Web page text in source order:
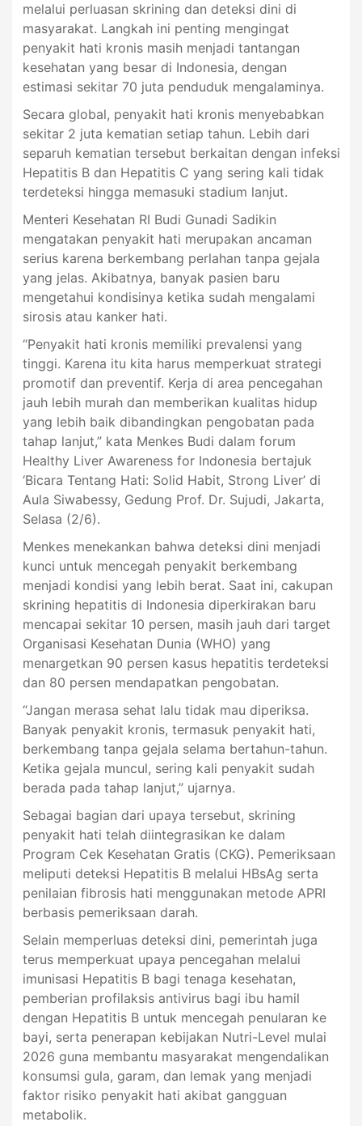
melalui perluasan skrining dan deteksi dini di
masyarakat. Langkah ini penting mengingat
penyakit hati kronis masih menjadi tantangan
kesehatan yang besar di Indonesia, dengan
estimasi sekitar 70 juta penduduk mengalaminya.
Secara global, penyakit hati kronis menyebabkan
sekitar 2 juta kematian setiap tahun. Lebih dari
separuh kematian tersebut berkaitan dengan infeksi
Hepatitis B dan Hepatitis C yang sering kali tidak
terdeteksi hingga memasuki stadium lanjut.
Menteri Kesehatan RI Budi Gunadi Sadikin
mengatakan penyakit hati merupakan ancaman
serius karena berkembang perlahan tanpa gejala
yang jelas. Akibatnya, banyak pasien baru
mengetahui kondisinya ketika sudah mengalami
sirosis atau kanker hati.
“Penyakit hati kronis memiliki prevalensi yang
tinggi. Karena itu kita harus memperkuat strategi
promotif dan preventif. Kerja di area pencegahan
jauh lebih murah dan memberikan kualitas hidup
yang lebih baik dibandingkan pengobatan pada
tahap lanjut,” kata Menkes Budi dalam forum
Healthy Liver Awareness for Indonesia bertajuk
‘Bicara Tentang Hati: Solid Habit, Strong Liver’ di
Aula Siwabessy, Gedung Prof. Dr. Sujudi, Jakarta,
Selasa (2/6).
Menkes menekankan bahwa deteksi dini menjadi
kunci untuk mencegah penyakit berkembang
menjadi kondisi yang lebih berat. Saat ini, cakupan
skrining hepatitis di Indonesia diperkirakan baru
mencapai sekitar 10 persen, masih jauh dari target
Organisasi Kesehatan Dunia (WHO) yang
menargetkan 90 persen kasus hepatitis terdeteksi
dan 80 persen mendapatkan pengobatan.
“Jangan merasa sehat lalu tidak mau diperiksa.
Banyak penyakit kronis, termasuk penyakit hati,
berkembang tanpa gejala selama bertahun-tahun.
Ketika gejala muncul, sering kali penyakit sudah
berada pada tahap lanjut,” ujarnya.
Sebagai bagian dari upaya tersebut, skrining
penyakit hati telah diintegrasikan ke dalam
Program Cek Kesehatan Gratis (CKG). Pemeriksaan
meliputi deteksi Hepatitis B melalui HBsAg serta
penilaian fibrosis hati menggunakan metode APRI
berbasis pemeriksaan darah.
Selain memperluas deteksi dini, pemerintah juga
terus memperkuat upaya pencegahan melalui
imunisasi Hepatitis B bagi tenaga kesehatan,
pemberian profilaksis antivirus bagi ibu hamil
dengan Hepatitis B untuk mencegah penularan ke
bayi, serta penerapan kebijakan Nutri-Level mulai
2026 guna membantu masyarakat mengendalikan
konsumsi gula, garam, dan lemak yang menjadi
faktor risiko penyakit hati akibat gangguan
metabolik.